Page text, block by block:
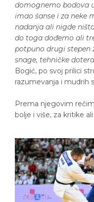
domognemo bodova
imao šanse i za neke
nadanja ali nigde
do toga dođemo ali
potpuno drugi stepen
snage, tehničke
Bogić, po svoj prilici
razumevanja i mudrih
Prema njegovim
bolje i više, za kritike